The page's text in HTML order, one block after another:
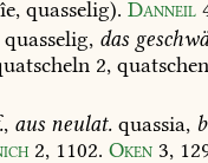
quasselig). Danneil
quasselig, das
2, quatschen
, ausneulat.quassia,
2, 1102. Oken 3,